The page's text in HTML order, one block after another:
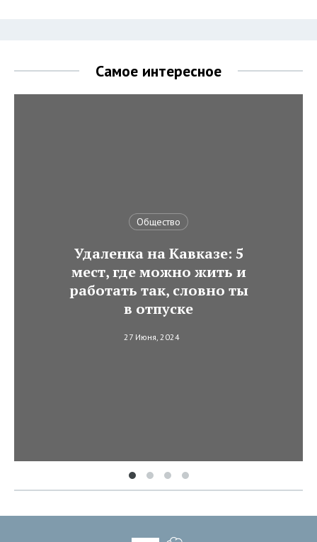
Самое интересное
Общество
Удаленка на Кавказе: 5
мест, где можно жить и
работать так, словно ты
в отпуске
27 Июня, 2024